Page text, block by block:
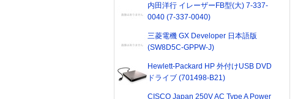
内田洋行 イレーザーFB型(大) 7-337-
0040 (7-337-0040)
三菱電機 GX Developer 日本語版
(SW8D5C-GPPW-J)
Hewlett-Packard HP 外付けUSB DVD
ドライブ (701498-B21)
CISCO Japan 250V AC Type A Power